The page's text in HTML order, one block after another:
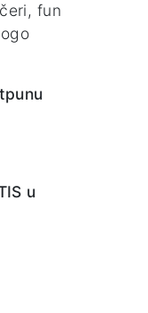
fun
u